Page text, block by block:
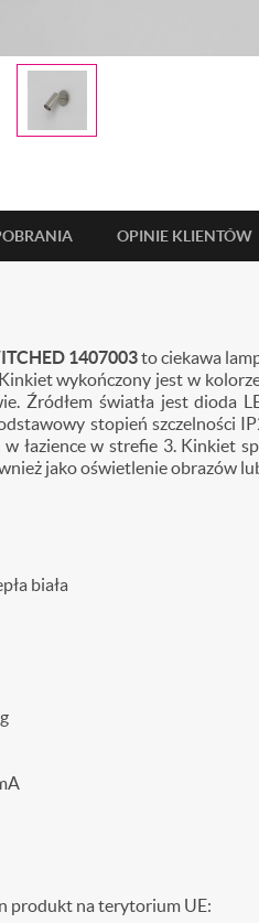
OPINIE KLIENTÓW
1407003to ciekawa
wykończony jest w
Źródłem światła jest dioda
stopień szczelności
łazience w strefie 3. Kinkiet
jako oświetlenie obrazów
biała
produkt na terytorium UE: